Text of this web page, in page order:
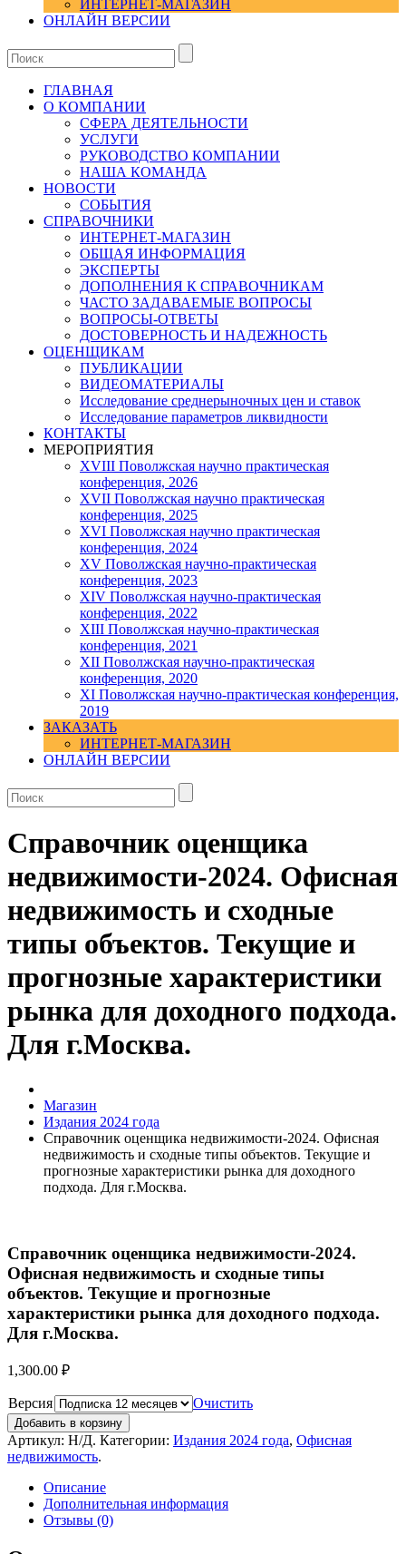
ИНТЕРНЕТ-МАГАЗИН
ОНЛАЙН ВЕРСИИ
ГЛАВНАЯ
О КОМПАНИИ
СФЕРА ДЕЯТЕЛЬНОСТИ
УСЛУГИ
РУКОВОДСТВО КОМПАНИИ
НАША КОМАНДА
НОВОСТИ
СОБЫТИЯ
СПРАВОЧНИКИ
ИНТЕРНЕТ-МАГАЗИН
ОБЩАЯ ИНФОРМАЦИЯ
ЭКСПЕРТЫ
ДОПОЛНЕНИЯ К СПРАВОЧНИКАМ
ЧАСТО ЗАДАВАЕМЫЕ ВОПРОСЫ
ВОПРОСЫ-ОТВЕТЫ
ДОСТОВЕРНОСТЬ И НАДЕЖНОСТЬ
ОЦЕНЩИКАМ
ПУБЛИКАЦИИ
ВИДЕОМАТЕРИАЛЫ
Исследование среднерыночных цен и ставок
Исследование параметров ликвидности
КОНТАКТЫ
МЕРОПРИЯТИЯ
XVIII Поволжская научно практическая
конференция, 2026
XVII Поволжская научно практическая
конференция, 2025
XVI Поволжская научно практическая
конференция, 2024
ХV Поволжская научно-практическая
конференция, 2023
ХIV Поволжская научно-практическая
конференция, 2022
ХIII Поволжская научно-практическая
конференция, 2021
ХII Поволжская научно-практическая
конференция, 2020
XI Поволжская научно-практическая конференция,
2019
ЗАКАЗАТЬ
ИНТЕРНЕТ-МАГАЗИН
ОНЛАЙН ВЕРСИИ
Справочник оценщика
недвижимости-2024. Офисная
недвижимость и сходные
типы объектов. Текущие и
прогнозные характеристики
рынка для доходного подхода.
Для г.Москва.
Магазин
Издания 2024 года
Справочник оценщика недвижимости-2024. Офисная
недвижимость и сходные типы объектов. Текущие и
прогнозные характеристики рынка для доходного
подхода. Для г.Москва.
Справочник оценщика недвижимости-2024.
Офисная недвижимость и сходные типы
объектов. Текущие и прогнозные
характеристики рынка для доходного подхода.
Для г.Москва.
1,300.00 ₽
Версия Очистить
Добавить в корзину
Артикул: Н/Д. Категории: Издания 2024 года, Офисная
недвижимость.
Описание
Дополнительная информация
Отзывы (0)